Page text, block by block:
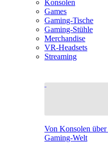
Konsolen
Games
Gaming-Tische
Gaming-Stühle
Merchandise
VR-Headsets
Streaming
Von Konsolen
Gaming-Welt